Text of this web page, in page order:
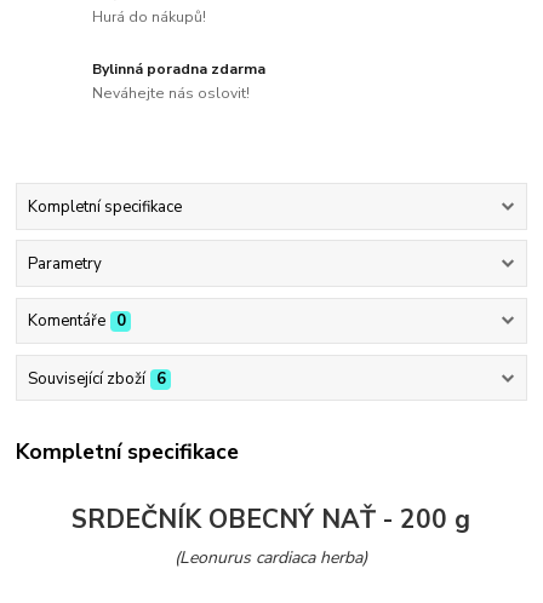
Hurá do nákupů!
Bylinná poradna zdarma
Neváhejte nás oslovit!
Kompletní specifikace
Parametry
Komentáře 0
Související zboží 6
Kompletní specifikace
SRDEČNÍK OBECNÝ NAŤ - 200 g
(Leonurus cardiaca herba)